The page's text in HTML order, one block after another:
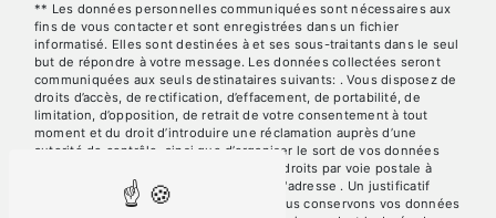
** Les données personnelles communiquées sont nécessaires aux
fins de vous contacter et sont enregistrées dans un fichier
informatisé. Elles sont destinées à et ses sous-traitants dans le seul
but de répondre à votre message. Les données collectées seront
communiquées aux seuls destinataires suivants: . Vous disposez de
droits d’accès, de rectification, d’effacement, de portabilité, de
limitation, d’opposition, de retrait de votre consentement à tout
moment et du droit d’introduire une réclamation auprès d’une
autorité de contrôle, ainsi que d’organiser le sort de vos données
post-mortem. Vous pouvez exercer ces droits par voie postale à
l'adresse ou par courrier électronique à l'adresse . Un justificatif
d'identité pourra vous être demandé. Nous conservons vos données